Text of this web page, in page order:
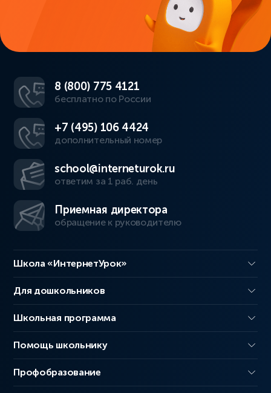
8 (800) 775 4121
бесплатно по России
+7 (495) 106 4424
дополнительный номер
school@interneturok.ru
ответим за 1 раб. день
Приемная директора
обращение к руководителю
Школа «ИнтернетУрок»
Для дошкольников
Школьная программа
Помощь школьнику
Профобразование